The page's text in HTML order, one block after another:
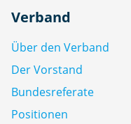
Verband
Über den Verband
Der Vorstand
Bundesreferate
Positionen